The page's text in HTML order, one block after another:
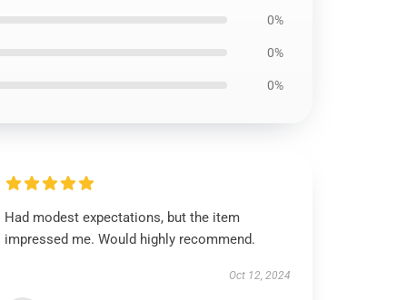
0%
0%
0%
Had modest expectations, but the item
impressed me. Would highly recommend.
Oct 12, 2024